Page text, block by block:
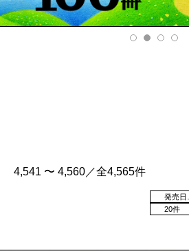
Pre
v
4,541 〜 4,560／全4,565件
20件